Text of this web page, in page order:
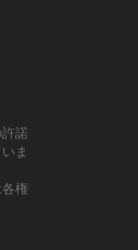
諾
ま
権